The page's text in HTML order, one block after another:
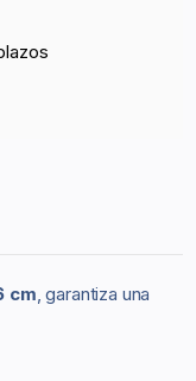
cm, garantiza una